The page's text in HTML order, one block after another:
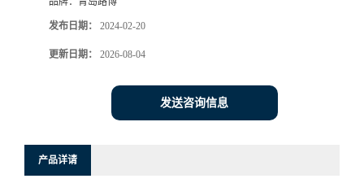
发布日期： 2024-02-20
更新日期： 2026-08-04
发送咨询信息
产品详请